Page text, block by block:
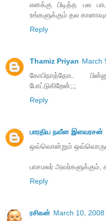
எனக்கு பிடித்த பல
உங்களுக்கும் தல
Reply
Thamiz Priyan March
கோபிநாத்தோட
போட்டுகிறேன்;;;
Reply
பாரதிய நவீன இளவரசன்
ஒவ்வொன்றும்
பாசமலர் அவர்களுக்கும்,
Reply
ரசிகன் March 10, 2008